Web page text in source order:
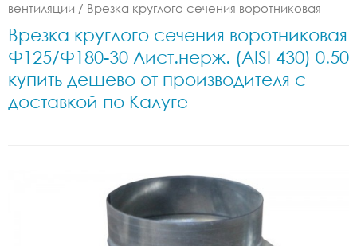
вентиляции / Врезка круглого сечения воротниковая
Врезка круглого сечения воротниковая
Ф125/Ф180-30 Лист.нерж. (AISI 430) 0.50
купить дешево от производителя с
доставкой по Калуге